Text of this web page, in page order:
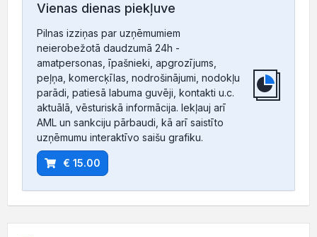
Vienas dienas piekļuve
Pilnas izziņas par uzņēmumiem
neierobežotā daudzumā 24h -
amatpersonas, īpašnieki, apgrozījums,
peļņa, komercķīlas, nodrošinājumi, nodokļu
parādi, patiesā labuma guvēji, kontakti u.c.
aktuālā, vēsturiskā informācija. Iekļauj arī
AML un sankciju pārbaudi, kā arī saistīto
uzņēmumu interaktīvo saišu grafiku.
€ 15.00